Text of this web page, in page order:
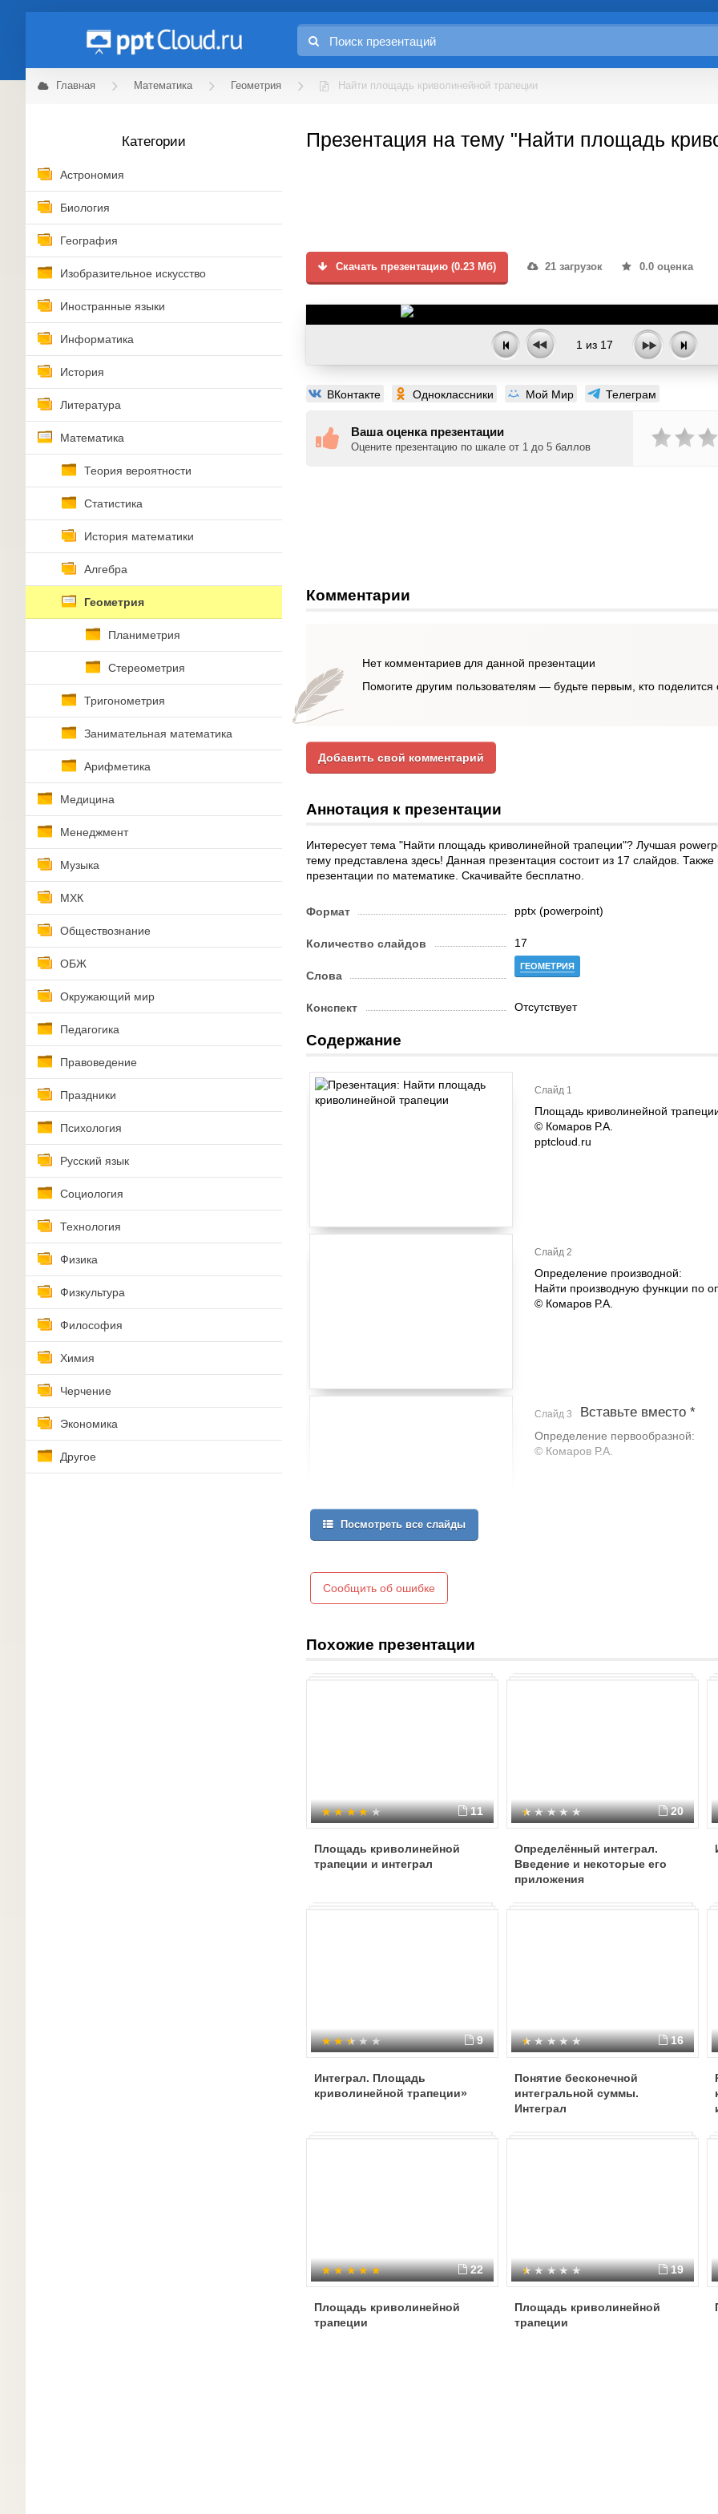
Главная Математика Геометрия Найти площадь криволинейной трапеции
Категории
Астрономия
Биология
География
Изобразительное искусство
Иностранные языки
Информатика
История
Литература
Математика
Теория вероятности
Статистика
История математики
Алгебра
Геометрия
Планиметрия
Стереометрия
Тригонометрия
Занимательная математика
Арифметика
Медицина
Менеджмент
Музыка
МХК
Обществознание
ОБЖ
Окружающий мир
Педагогика
Правоведение
Праздники
Психология
Русский язык
Социология
Технология
Физика
Физкультура
Философия
Химия
Черчение
Экономика
Другое
Презентация на тему "Найти площадь
Скачать презентацию (0.23 Мб) 21 загрузок 0.0 оценка
1 из 17
ВКонтакте Одноклассники Мой Мир Телеграм
Ваша оценка презентации
Оцените презентацию по шкале от 1 до 5 баллов
Комментарии
Нет комментариев для данной презентации
Помогите другим пользователям — будьте первым, кто
Добавить свой комментарий
Аннотация к презентации
Интересует тема "Найти площадь криволинейной трапеции"? Лучшая
тему представлена здесь! Данная презентация состоит из 17 слайдов.
презентации по математике. Скачивайте бесплатно.
Формат pptx (powerpoint)
Количество слайдов 17
Слова
ГЕОМЕТРИЯ
Конспект Отсутствует
Содержание
Слайд 1
Площадь криволинейной
© Комаров Р.А.
pptcloud.ru
Слайд 2
Определение производной:
Найти производную функции по
© Комаров Р.А.
Слайд 3 Вставьте вместо *
Определение первообразной:
© Комаров Р.А.
Посмотреть все слайды
Сообщить об ошибке
Похожие презентации
11
Площадь криволинейной
трапеции и интеграл
20
Определённый интеграл.
Введение и некоторые его
приложения
9
Интеграл. Площадь
криволинейной трапеции»
16
Понятие бесконечной
интегральной суммы.
Интеграл
22
Площадь криволинейной
трапеции
19
Площадь криволинейной
трапеции